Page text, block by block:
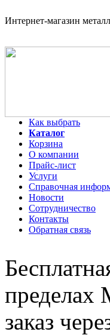
Интернет-магазин
Как выбрать
Каталог
Корзина
О компании
Прайс-лист
Услуги
Справочная
Новости
Сотрудничество
Контакты
Обратная связь
пределах
заказ